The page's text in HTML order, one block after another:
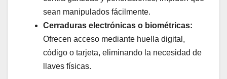
sean manipulados fácilmente.
Cerraduras electrónicas o biométricas:
Ofrecen acceso mediante huella digital,
código o tarjeta, eliminando la necesidad de
llaves físicas.